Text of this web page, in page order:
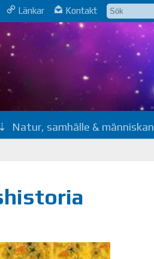
Länkar Kontakt
Natur, samhälle & människan